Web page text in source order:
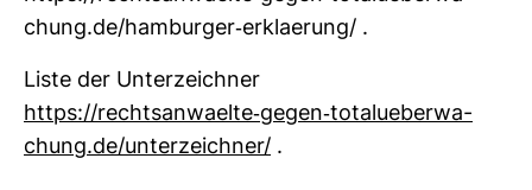
chung.de/ham­burger-​erkla­e­rung/ .
Liste der Unter­zeichner
https://rechts­an­waelte-​gegen-​totalu­e­ber­wa­
chung.de/unter­zeichner/ .